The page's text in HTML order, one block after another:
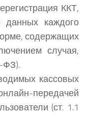
ККТ,
данных каждого
содержащих
случая,
ФЗ).
кассовых
передачей
(ст. 1.1